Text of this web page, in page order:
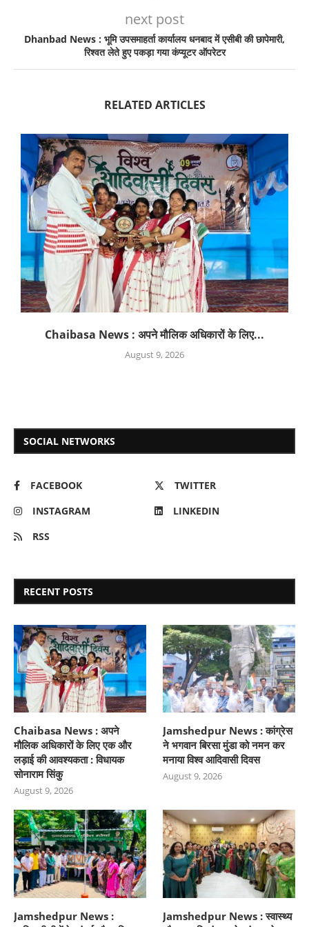
next post
Dhanbad News : भूमि उपसमाहर्ता कार्यालय धनबाद में एसीबी की छापेमारी,
रिश्वत लेते हुए पकड़ा गया कंप्यूटर ऑपरेटर
RELATED ARTICLES
Chaibasa News : अपने मौलिक अधिकारों के लिए...
August 9, 2026
SOCIAL NETWORKS
FACEBOOK
TWITTER
INSTAGRAM
LINKEDIN
RSS
RECENT POSTS
Chaibasa News : अपने
मौलिक अधिकारों के लिए एक और
लड़ाई की आवश्यकता : विधायक
सोनाराम सिंकु
August 9, 2026
Jamshedpur News : कांग्रेस
ने भगवान बिरसा मुंडा को नमन कर
मनाया विश्व आदिवासी दिवस
August 9, 2026
Jamshedpur News :
Jamshedpur News : स्वास्थ्य